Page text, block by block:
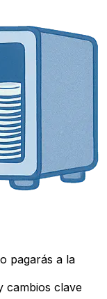
pagarás a la
cambios clave